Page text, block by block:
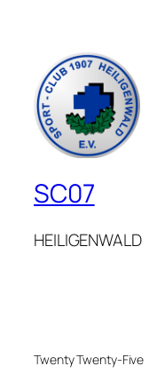
SC07
HEILIGENWALD
Twenty Twenty-Five